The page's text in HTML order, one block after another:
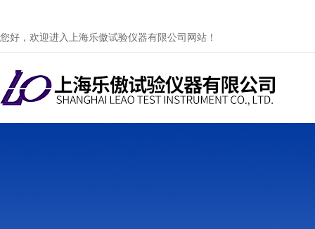
您好，欢迎进入上海乐傲试验仪器有限公司网站！